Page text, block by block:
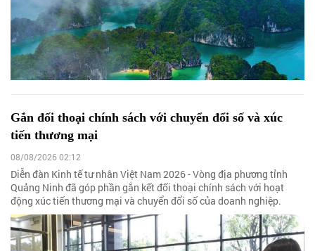
Gắn đối thoại chính sách với chuyển đổi số và xúc
tiến thương mại
08/08/2026 02:12
Diễn đàn Kinh tế tư nhân Việt Nam 2026 - Vòng địa phương tỉnh
Quảng Ninh đã góp phần gắn kết đối thoại chính sách với hoạt
động xúc tiến thương mại và chuyển đổi số của doanh nghiệp.